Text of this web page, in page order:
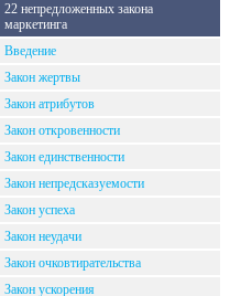
22 непредложенных закона
маркетинга
Введение
Закон жертвы
Закон атрибутов
Закон откровенности
Закон единственности
Закон непредсказуемости
Закон успеха
Закон неудачи
Закон очковтирательства
Закон ускорения